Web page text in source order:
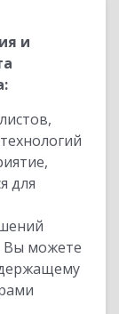
и
для
Вы можете